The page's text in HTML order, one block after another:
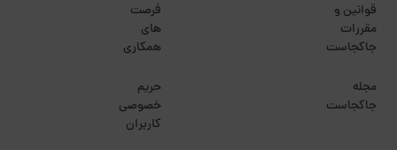
قوانین و
مقررات
جاکجاست
مجله
جاکجاست
فرصت
های
همکاری
حریم
خصوصی
کاربران